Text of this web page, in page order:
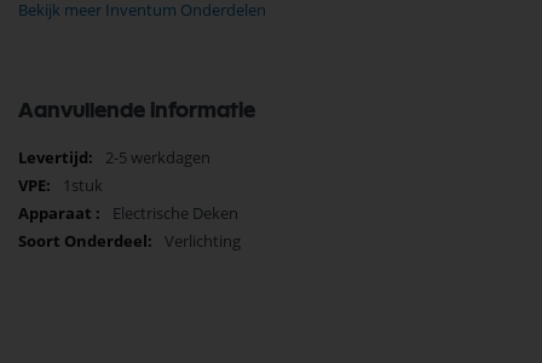
Bekijk meer Inventum Onderdelen
Aanvullende informatie
Meer
informatie
2-5 werkdagen
1stuk
Electrische Deken
Verlichting